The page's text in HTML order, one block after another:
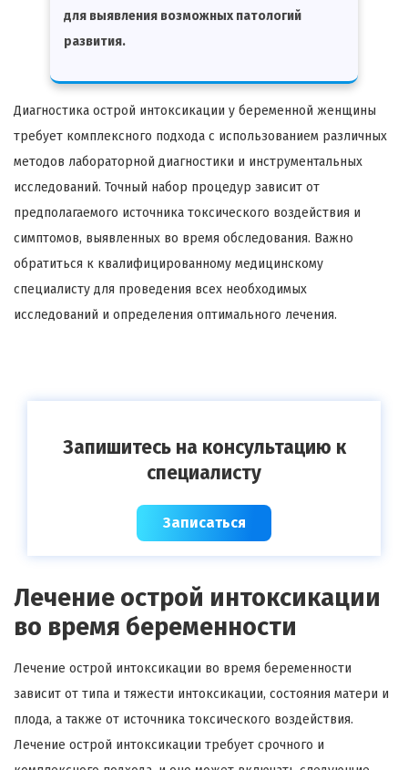
для выявления возможных патологий
развития.
Диагностика острой интоксикации у беременной женщины
требует комплексного подхода с использованием различных
методов лабораторной диагностики и инструментальных
исследований. Точный набор процедур зависит от
предполагаемого источника токсического воздействия и
симптомов, выявленных во время обследования. Важно
обратиться к квалифицированному медицинскому
специалисту для проведения всех необходимых
исследований и определения оптимального лечения.
Запишитесь на консультацию к
специалисту
Записаться
Лечение острой интоксикации
во время беременности
Лечение острой интоксикации во время беременности
зависит от типа и тяжести интоксикации, состояния матери и
плода, а также от источника токсического воздействия.
Лечение острой интоксикации требует срочного и